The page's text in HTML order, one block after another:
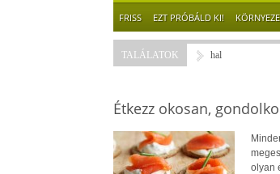
FRISS EZT PRÓBÁLD KI!
TALÁLATOK hal
Étkezz okosan,
olyan